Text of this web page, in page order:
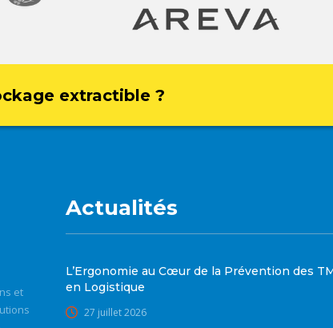
extractible ?
et
Actualités
L’Ergonomie au Cœur de la Prévention des
en Logistique
27 juillet 2026